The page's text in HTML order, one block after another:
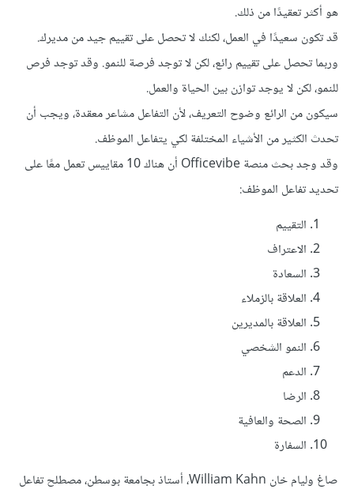
هو أكثر تعقيدًا من ذلك.
قد تكون سعيدًا في العمل، لكنك لا تحصل على تقييم جيد من مديرك.
وربما تحصل على تقييم رائع، لكن لا توجد فرصة للنمو. وقد توجد فرص
للنمو، لكن لا يوجد توازن بين الحياة والعمل.
سيكون من الرائع وضوح التعريف، لأن التفاعل مشاعر معقدة، ويجب أن
تحدث الكثير من الأشياء المختلفة لكي يتفاعل الموظف.
وقد وجد بحث منصة Officevibe أن هناك 10 مقاييس تعمل معًا على
تحديد تفاعل الموظف:
التقييم
الاعتراف
السعادة
العلاقة بالزملاء
العلاقة بالمديرين
النمو الشخصي
الدعم
الرضا
الصحة والعافية
السفارة
صاغ وليام خان William Kahn، أستاذ بجامعة بوسطن، مصطلح تفاعل